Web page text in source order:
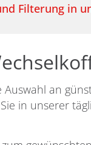
Filterung in
an
in unserer